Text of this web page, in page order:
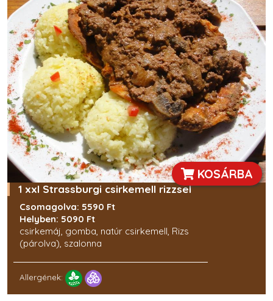
KOSÁRBA
1 xxl Strassburgi csirkemell rizzsel
Csomagolva: 5590 Ft
Helyben: 5090 Ft
csirkemáj, gomba, natúr csirkemell, Rizs
(párolva), szalonna
Allergének: